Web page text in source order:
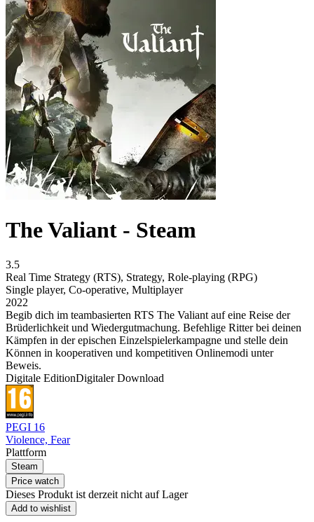
The Valiant - Steam
3.5
Real Time Strategy (RTS), Strategy, Role-playing (RPG)
Single player, Co-operative, Multiplayer
2022
Begib dich im teambasierten RTS The Valiant auf eine Reise der
Brüderlichkeit und Wiedergutmachung. Befehlige Ritter bei deinen
Kämpfen in der epischen Einzelspielerkampagne und stelle dein
Können in kooperativen und kompetitiven Onlinemodi unter
Beweis.
Digitale EditionDigitaler Download
PEGI 16
Violence, Fear
Plattform
Steam
Price watch
Dieses Produkt ist derzeit nicht auf Lager
Add to wishlist